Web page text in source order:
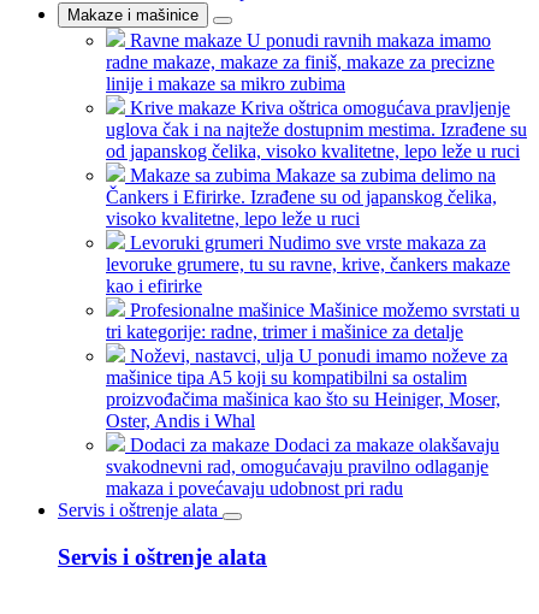
Makaze i mašinice
Ravne makaze U ponudi ravnih makaza imamo
radne makaze, makaze za finiš, makaze za precizne
linije i makaze sa mikro zubima
Krive makaze Kriva oštrica omogućava pravljenje
uglova čak i na najteže dostupnim mestima. Izrađene su
od japanskog čelika, visoko kvalitetne, lepo leže u ruci
Makaze sa zubima Makaze sa zubima delimo na
Čankers i Efirirke. Izrađene su od japanskog čelika,
visoko kvalitetne, lepo leže u ruci
Levoruki grumeri Nudimo sve vrste makaza za
levoruke grumere, tu su ravne, krive, čankers makaze
kao i efirirke
Profesionalne mašinice Mašinice možemo svrstati u
tri kategorije: radne, trimer i mašinice za detalje
Noževi, nastavci, ulja U ponudi imamo noževe za
mašinice tipa A5 koji su kompatibilni sa ostalim
proizvođačima mašinica kao što su Heiniger, Moser,
Oster, Andis i Whal
Dodaci za makaze Dodaci za makaze olakšavaju
svakodnevni rad, omogućavaju pravilno odlaganje
makaza i povećavaju udobnost pri radu
Servis i oštrenje alata
Servis i oštrenje alata